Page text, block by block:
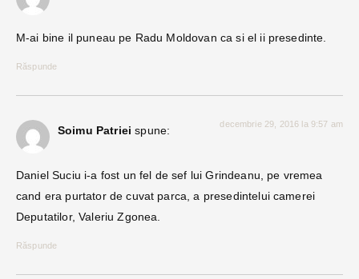
M-ai bine il puneau pe Radu Moldovan ca si el ii presedinte.
Răspunde
Soimu Patriei spune: decembrie 29, 2016 la 9:57 am
Daniel Suciu i-a fost un fel de sef lui Grindeanu, pe vremea
cand era purtator de cuvat parca, a presedintelui camerei
Deputatilor, Valeriu Zgonea.
Răspunde